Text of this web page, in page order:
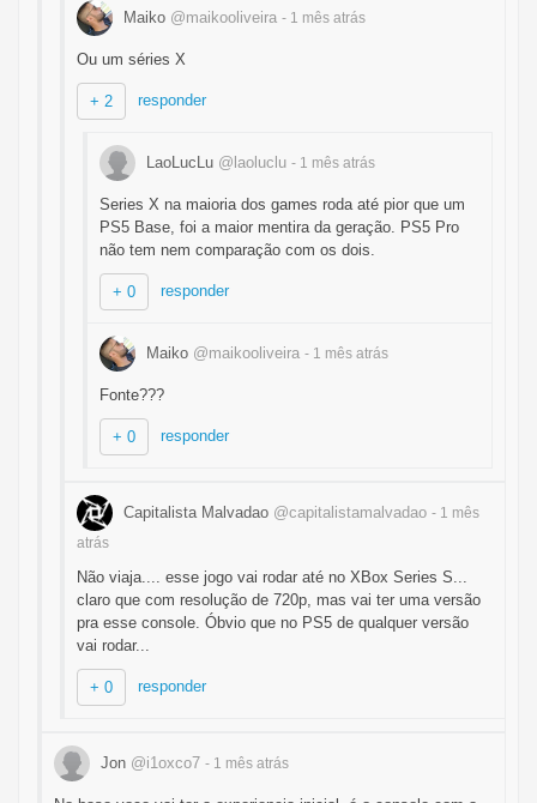
Maiko @maikooliveira - 1 mês atrás
Ou um séries X
+ 2 responder
LaoLucLu @laoluclu - 1 mês atrás
Series X na maioria dos games roda até pior que um
PS5 Base, foi a maior mentira da geração. PS5 Pro
não tem nem comparação com os dois.
+ 0 responder
Maiko @maikooliveira - 1 mês atrás
Fonte???
+ 0 responder
Capitalista Malvadao @capitalistamalvadao - 1 mês
atrás
Não viaja.... esse jogo vai rodar até no XBox Series S...
claro que com resolução de 720p, mas vai ter uma versão
pra esse console. Óbvio que no PS5 de qualquer versão
vai rodar...
+ 0 responder
Jon @i1oxco7 - 1 mês atrás